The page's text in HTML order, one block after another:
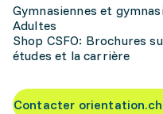
Gymnasiennes et
Adultes
Shop CSFO: Brochures
études et la carrière
Contacter orientation.ch